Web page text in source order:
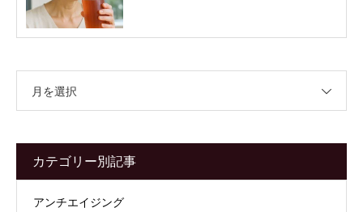
月を選択
カテゴリー別記事
アンチエイジング